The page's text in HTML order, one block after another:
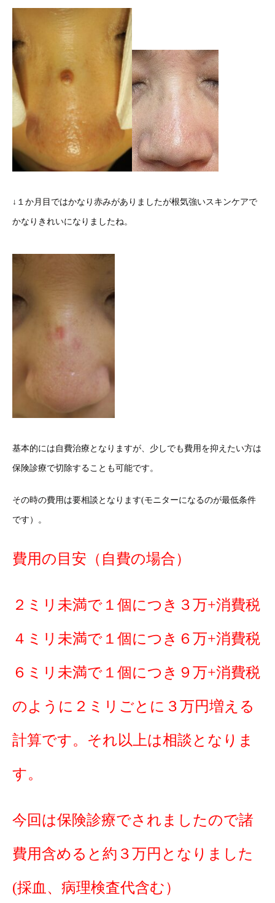
↓１か月目ではかなり赤みがありましたが根気強いスキンケアで
かなりきれいになりましたね。
基本的には自費治療となりますが、少しでも費用を抑えたい方は
保険診療で切除することも可能です。
その時の費用は要相談となります(モニターになるのが最低条件
です）。
費用の目安（自費の場合）
２ミリ未満で１個につき３万+消費税
４ミリ未満で１個につき６万+消費税
６ミリ未満で１個につき９万+消費税
のように２ミリごとに３万円増える
計算です。それ以上は相談となりま
す。
今回は保険診療でされましたので諸
費用含めると約３万円となりました
(採血、病理検査代含む）